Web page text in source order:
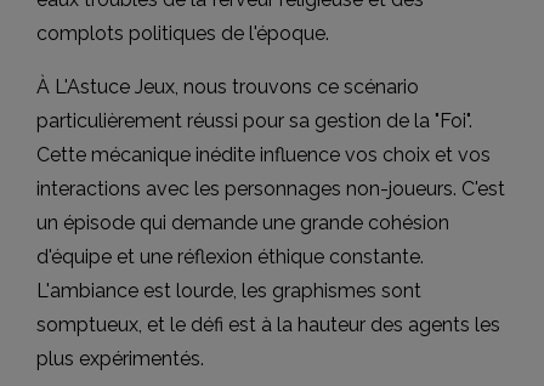
complots politiques de l'époque.
À L'Astuce Jeux, nous trouvons ce scénario
particulièrement réussi pour sa gestion de la "Foi".
Cette mécanique inédite influence vos choix et vos
interactions avec les personnages non-joueurs. C'est
un épisode qui demande une grande cohésion
d'équipe et une réflexion éthique constante.
L'ambiance est lourde, les graphismes sont
somptueux, et le défi est à la hauteur des agents les
plus expérimentés.